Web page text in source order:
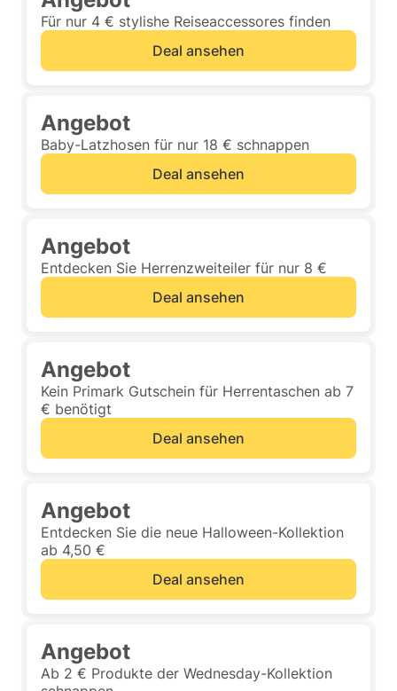
Für nur 4 € stylishe Reiseaccessores finden
Deal ansehen
Angebot
Baby-Latzhosen für nur 18 € schnappen
Deal ansehen
Angebot
Entdecken Sie Herrenzweiteiler für nur 8 €
Deal ansehen
Angebot
Kein Primark Gutschein für Herrentaschen ab 7
€ benötigt
Deal ansehen
Angebot
Entdecken Sie die neue Halloween-Kollektion
ab 4,50 €
Deal ansehen
Angebot
Ab 2 € Produkte der Wednesday-Kollektion